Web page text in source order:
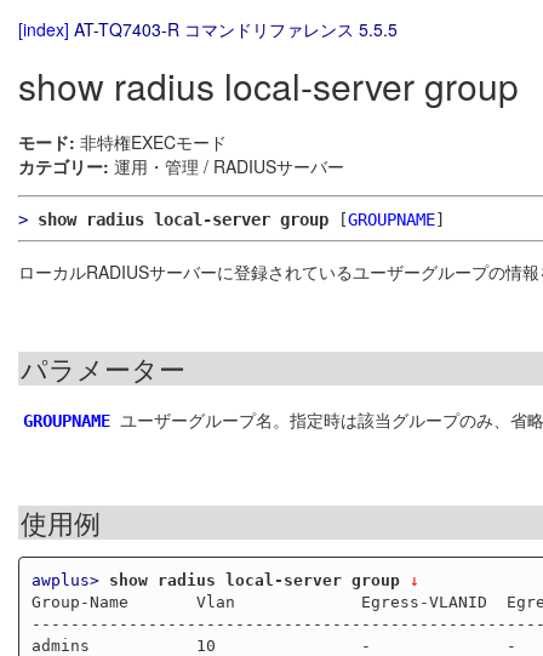
[index] AT-TQ7403-R コマンドリファレンス 5.5.5
show radius local-server group
モード: 非特権EXECモード
カテゴリー: 運用・管理 / RADIUSサーバー
> show radius local-server group [GROUPNAME]
ローカルRADIUSサーバーに登録されているユーザーグループの情
パラメーター
GROUPNAME ユーザーグループ名。指定時は該当グループのみ、省
使用例
awplus> show radius local-server group ↓
Group-Name       Vlan             Egress-VLANID
admins           10               -              -